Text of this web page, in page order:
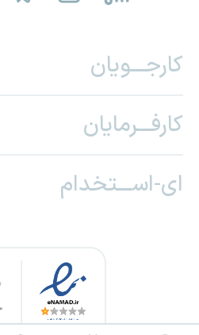
کارجـــویان
کارفـــرمایان
ای-اســـتخدام